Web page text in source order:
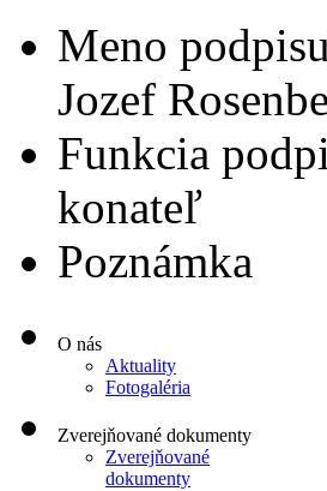
Meno
Jozef
Funkcia
konateľ
Poznámka
O nás
Aktuality
Fotogaléria
Zverejňované dokumenty
Zverejňované
dokumenty